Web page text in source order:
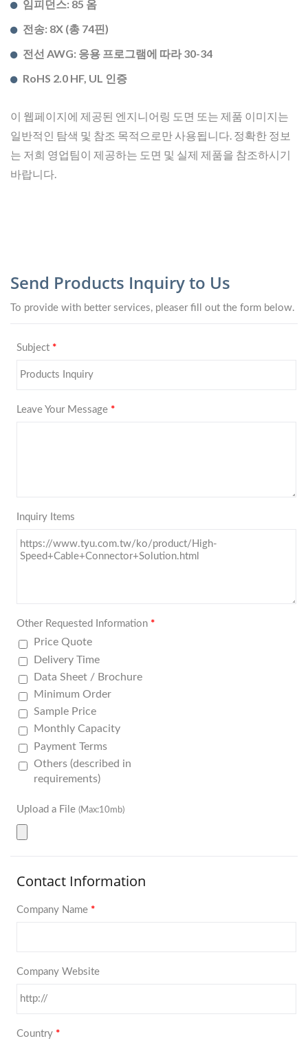
임피던스: 85 옴
전송: 8X (총 74핀)
전선 AWG: 응용 프로그램에 따라 30-34
RoHS 2.0 HF, UL 인증
이 웹페이지에 제공된 엔지니어링 도면 또는 제품 이미지는
일반적인 탐색 및 참조 목적으로만 사용됩니다. 정확한 정보
는 저희 영업팀이 제공하는 도면 및 실제 제품을 참조하시기
바랍니다.